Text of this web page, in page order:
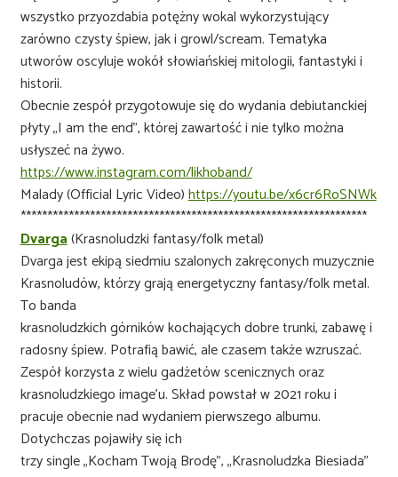
wszystko przyozdabia potężny wokal wykorzystujący
zarówno czysty śpiew, jak i growl/scream. Tematyka
utworów oscyluje wokół słowiańskiej mitologii, fantastyki i
historii.
Obecnie zespół przygotowuje się do wydania debiutanckiej
płyty „I am the end”, której zawartość i nie tylko można
usłyszeć na żywo.
https://www.instagram.com/likhoband/
Malady (Official Lyric Video)https://youtu.be/x6cr6RoSNWk
*****************************************************************
Dvarga(Krasnoludzki fantasy/folk metal)
Dvarga jest ekipą siedmiu szalonych zakręconych muzycznie
Krasnoludów, którzy grają energetyczny fantasy/folk metal.
To banda
krasnoludzkich górników kochających dobre trunki, zabawę i
radosny śpiew. Potrafią bawić, ale czasem także wzruszać.
Zespół korzysta z wielu gadżetów scenicznych oraz
krasnoludzkiego image’u. Skład powstał w 2021 roku i
pracuje obecnie nad wydaniem pierwszego albumu.
Dotychczas pojawiły się ich
trzy single „Kocham Twoją Brodę”, „Krasnoludzka Biesiada”